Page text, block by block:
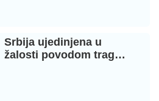
Srbija ujedinjena u
žalosti povodom trag…